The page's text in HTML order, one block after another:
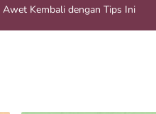
Awet Kembali dengan Tips Ini